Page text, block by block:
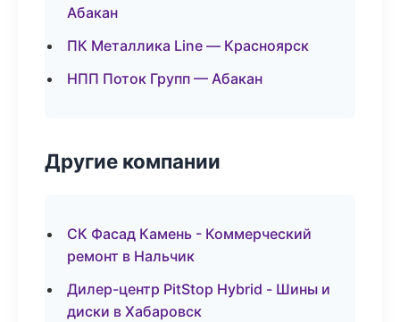
Абакан
ПК Металлика Line — Красноярск
НПП Поток Групп — Абакан
Другие компании
СК Фасад Камень - Коммерческий
ремонт в Нальчик
Дилер-центр PitStop Hybrid - Шины и
диски в Хабаровск